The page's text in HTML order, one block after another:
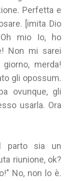
Perfetta e
[imita Dio
mio Io, ho
Non mi sarei
merda!
gli opossum.
ovunque, gli
usarla. Ora
parto sia un
riunione, ok?
No, non lo è.